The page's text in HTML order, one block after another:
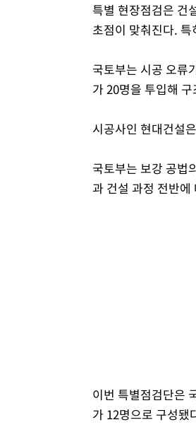
특별 현장점검은 건
초점이 맞춰진다.
국토부는 시공 오류
가 20명을 투입해
시공사인 현대건설
국토부는 보강 공법
과 건설 과정 전반
이번 특별점검단은
가 12명으로 구성됐